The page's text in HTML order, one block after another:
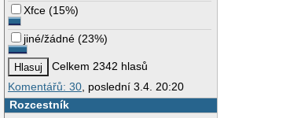
Xfce (15%)
jiné/žádné (23%)
Celkem 2342 hlasů
Komentářů: 30 , poslední 3.4. 20:20
Rozcestník